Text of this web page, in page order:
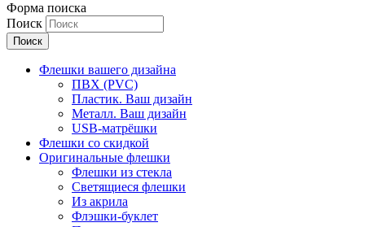
Форма поиска
Поиск
Флешки вашего дизайна
ПВХ (PVC)
Пластик. Ваш дизайн
Металл. Ваш дизайн
USB-матрёшки
Флешки со скидкой
Оригинальные флешки
Флешки из стекла
Светящиеся флешки
Из акрила
Флэшки-буклет